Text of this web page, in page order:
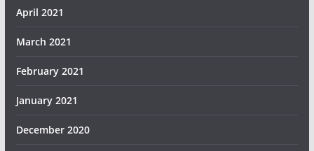
April 2021
March 2021
February 2021
January 2021
December 2020